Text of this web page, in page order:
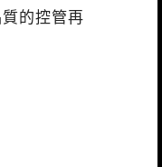
的控管再